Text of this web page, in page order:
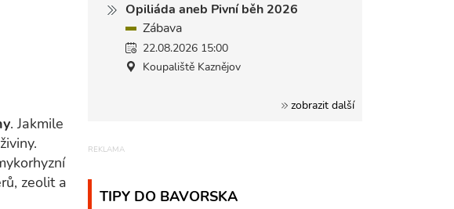
. Jakmile
zeolit a
Opiliáda aneb Pivní běh 2026
Zábava
22.08.2026 15:00
Koupaliště Kaznějov
zobrazit další
TIPY DO BAVORSKA